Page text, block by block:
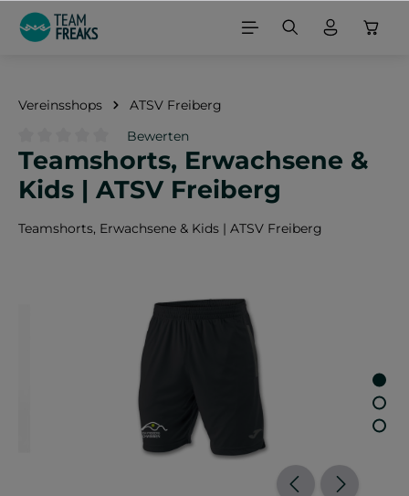
springen
Vereinsshops ATSV Freiberg
Durchschnittliche Bewertung von 0 von 5 Sternen
Bewerten
Teamshorts, Erwachsene &
Kids | ATSV Freiberg
Teamshorts, Erwachsene & Kids | ATSV Freiberg